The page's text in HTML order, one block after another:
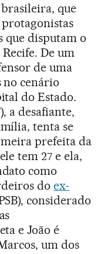
que
que disputam o
Recife. De um
de uma
no cenário
do Estado.
a desafiante,
tenta se
prefeita da
tem 27 e ela,
como
doex-
considerado
e João é
um dos